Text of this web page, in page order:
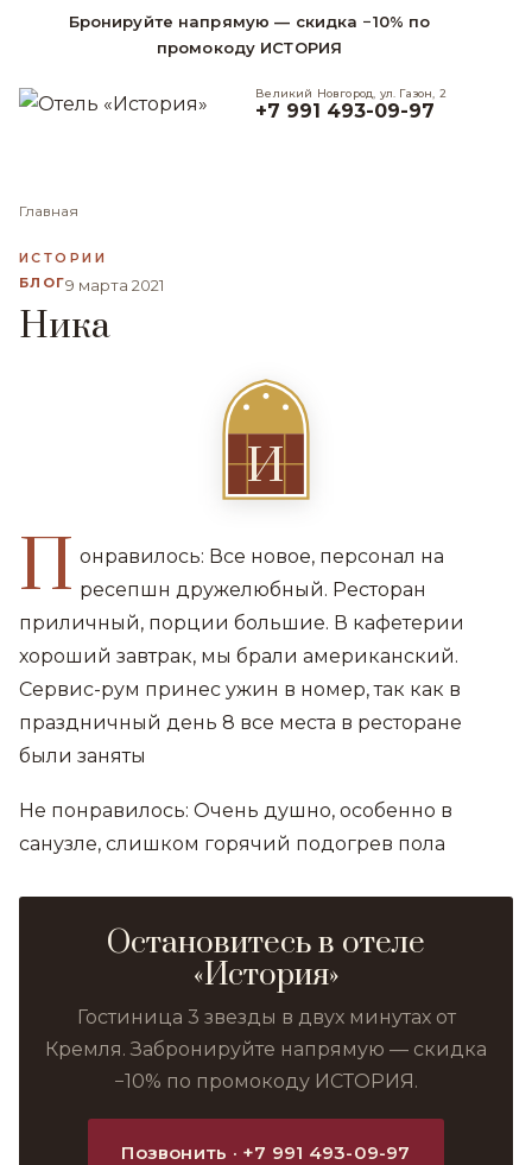
Бронируйте напрямую — скидка −10% по
промокоду ИСТОРИЯ
Великий Новгород, ул. Газон, 2
+7 991 493-09-97
Главная
ИСТОРИИ
БЛОГ9 марта 2021
Ника
И
П онравилось: Все новое, персонал на
ресепшн дружелюбный. Ресторан
приличный, порции большие. В кафетерии
хороший завтрак, мы брали американский.
Сервис-рум принес ужин в номер, так как в
праздничный день 8 все места в ресторане
были заняты
Не понравилось: Очень душно, особенно в
санузле, слишком горячий подогрев пола
Остановитесь в отеле
«История»
Гостиница 3 звезды в двух минутах от
Кремля. Забронируйте напрямую — скидка
−10% по промокоду ИСТОРИЯ.
Позвонить · +7 991 493-09-97